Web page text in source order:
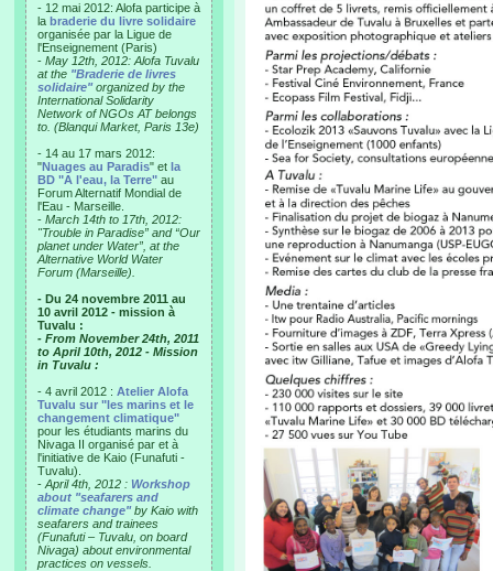
- 12 mai 2012: Alofa participe à
la braderie du livre solidaire
organisée par la Ligue de
l'Enseignement (Paris)
- May 12th, 2012: Alofa Tuvalu
at the "Braderie de livres
solidaire"organized by the
International Solidarity
Network of NGOs AT belongs
to. (Blanqui Market, Paris 13e)
- 14 au 17 mars 2012:
"Nuages au Paradis" et la
BD "A l'eau, la Terre" au
Forum Alternatif Mondial de
l'Eau - Marseille.
- March 14th to 17th, 2012:
"Trouble in Paradise” and “Our
planet under Water”, at the
Alternative World Water
Forum (Marseille).
- Du 24 novembre 2011 au
10 avril 2012 - mission à
Tuvalu :
- From November 24th, 2011
to April 10th, 2012 - Mission
in Tuvalu :
- 4 avril 2012 : Atelier Alofa
Tuvalu sur "les marins et le
changement climatique"
pour les étudiants marins du
Nivaga II organisé par et à
l'initiative de Kaio (Funafuti -
Tuvalu).
- April 4th, 2012 : Workshop
about "seafarers and
climate change"by Kaio with
seafarers and trainees
(Funafuti – Tuvalu, on board
Nivaga) about environmental
practices on vessels.